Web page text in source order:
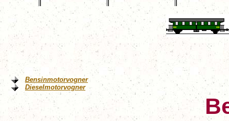
Bensinmotorvogner
Dieselmotorvogner